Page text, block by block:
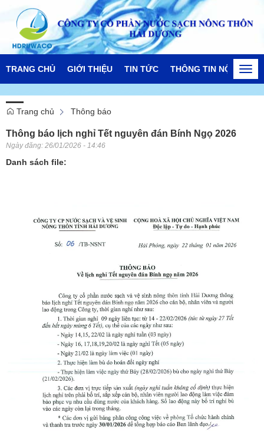
TRANG CHỦ GIỚI THIỆU TIN TỨC THÔNG TIN NỘI BỘ
Trang chủ Thông báo
Thông báo lịch nghỉ Tết nguyên đán Bính Ngọ 2026
Ngày đăng: 26/01/2026 - 14:46
Danh sách file: